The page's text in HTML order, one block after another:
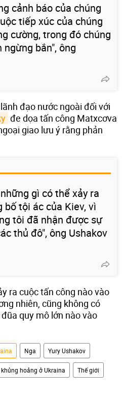
cảnh báo của chúng
tiếp xúc của chúng
cường, trong đó chúng
bắn", ông
đạo nước ngoài đối với
đe dọa tấn công Matxcơva
giao lưu ý rằng phản
gì có thể xảy ra
bố tội ác của Kiev, vì
tôi đã nhận được sự
thủ đô", ông Ushakov
ra cuộc tấn công nào vào
nhiên, cũng không có
quy mô lớn nào vào
Nga Yury Ushakov
hoảng ở Ukraina Thế giới